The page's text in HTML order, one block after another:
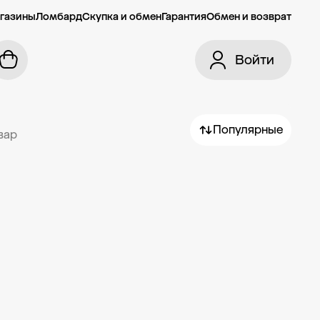
ЛомбардСкупка и обменГарантияОбмен и возврат
Войти
Популярные